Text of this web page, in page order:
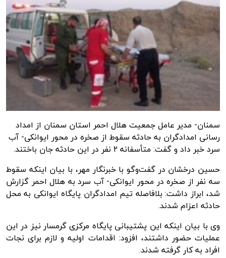
سمنان- مدیر عامل جمعیت هلال احمر استان سمنان از امداد
رسانی امدادگران به حادثه سقوط از صخره در محور ایوانکی- آب
سرد خبر داد و گفت: متأسفانه ۲ نفر در این حادثه جان باختند.
حسین درخشان در گفت‌وگو با خبرنگار مهر، با بیان اینکه سقوط
سه نفر از صخره در محور ایوانکی- آب سرد به هلال احمر گزارش
شد، ابراز داشت: بلافاصله تیم امدادگران پایگاه ایوانکی به محل
حادثه اعزام شدند.
وی با بیان اینکه این پشتیبانی پایگاه مرکزی گرمسار نیز در این
عملیات حضور داشتند، افزود: اقدامات اولیه و لازم برای نجات
افراد به کار گرفته شدند.